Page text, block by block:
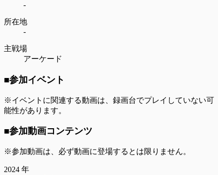
-
所在地
-
主戦場
アーケード
■参加イベント
※イベントに関連する動画は、録画台でプレイしていない可
能性があります。
■参加動画コンテンツ
※参加動画は、必ず動画に登場するとは限りません。
2024 年